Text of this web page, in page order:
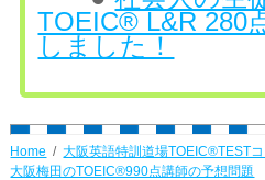
TOEIC® L&R 280
しました！
Home
大阪英語特訓道場TOEIC®TEST
大阪梅田のTOEIC®990点講師の予想問題